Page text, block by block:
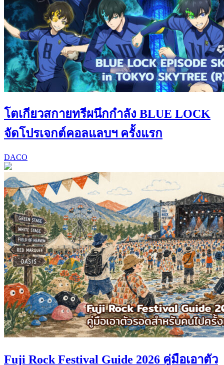
โตเกียวสกายทรีผนึกกำลัง BLUE LOCK
จัดโปรเจกต์คอลแลบฯ ครั้งแรก
DACO
Fuji Rock Festival Guide 2026 คู่มือเอาตัว